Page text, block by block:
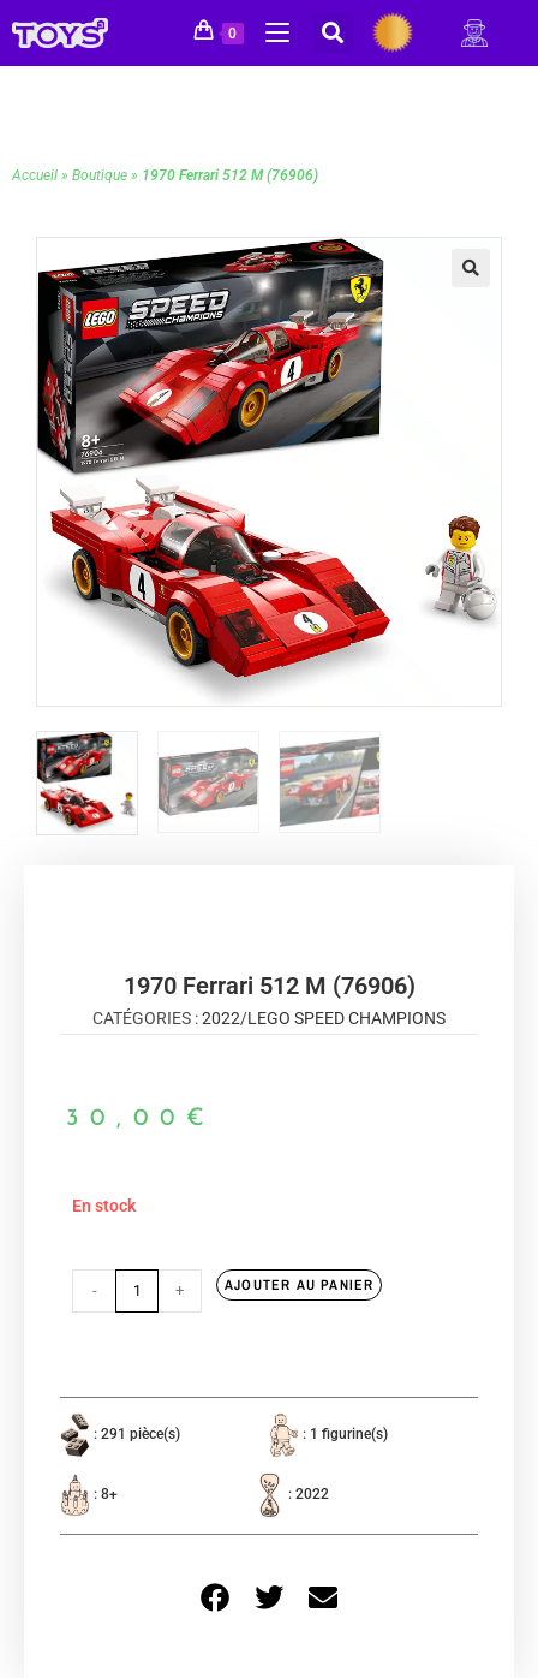
0
Accueil » Boutique » 1970 Ferrari 512 M (76906)
1970 Ferrari 512 M (76906)
CATÉGORIES :2022/LEGO SPEED CHAMPIONS
30,00 €
En stock
- + AJOUTER AU PANIER
: 291 pièce(s) : 1 figurine(s)
: 8+ : 2022